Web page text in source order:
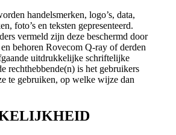
handelsmerken, logo’s, data,
foto’s en teksten gepresenteerd.
vermeld zijn deze beschermd door
behoren Rovecom Q-ray of derden
uitdrukkelijke schriftelijke
rechthebbende(n) is het gebruikers
te gebruiken, op welke wijze dan